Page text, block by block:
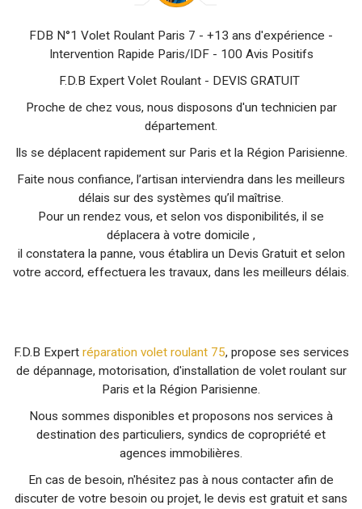
FDB N°1 Volet Roulant Paris 7 - +13 ans d'expérience -
Intervention Rapide Paris/IDF - 100 Avis Positifs
F.D.B Expert Volet Roulant - DEVIS GRATUIT
Proche de chez vous, nous disposons d'un technicien par
département.
Ils se déplacent rapidement sur Paris et la Région Parisienne.
Faite nous confiance, l’artisan interviendra dans les meilleurs
délais sur des systèmes qu’il maîtrise.
Pour un rendez vous, et selon vos disponibilités, il se
déplacera à votre domicile ,
il constatera la panne, vous établira un Devis Gratuit et selon
votre accord, effectuera les travaux, dans les meilleurs délais.
F.D.B Expert réparation volet roulant 75, propose ses services
de dépannage, motorisation, d'installation de volet roulant sur
Paris et la Région Parisienne.
Nous sommes disponibles et proposons nos services à
destination des particuliers, syndics de copropriété et
agences immobilières.
En cas de besoin, n'hésitez pas à nous contacter afin de
discuter de votre besoin ou projet, le devis est gratuit et sans